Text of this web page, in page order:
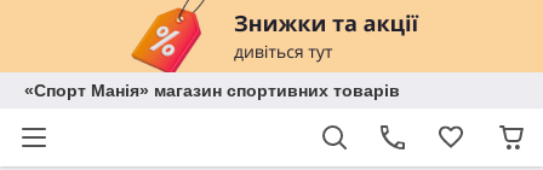
«Спорт Манія» магазин спортивних товарів